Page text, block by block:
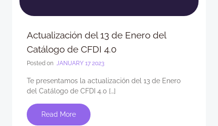
Actualización del 13 de Enero del
Catálogo de CFDI 4.0
Posted on JANUARY 17 2023
Te presentamos la actualización del 13 de Enero
del Catálogo de CFDI 4.0 […]
Read More